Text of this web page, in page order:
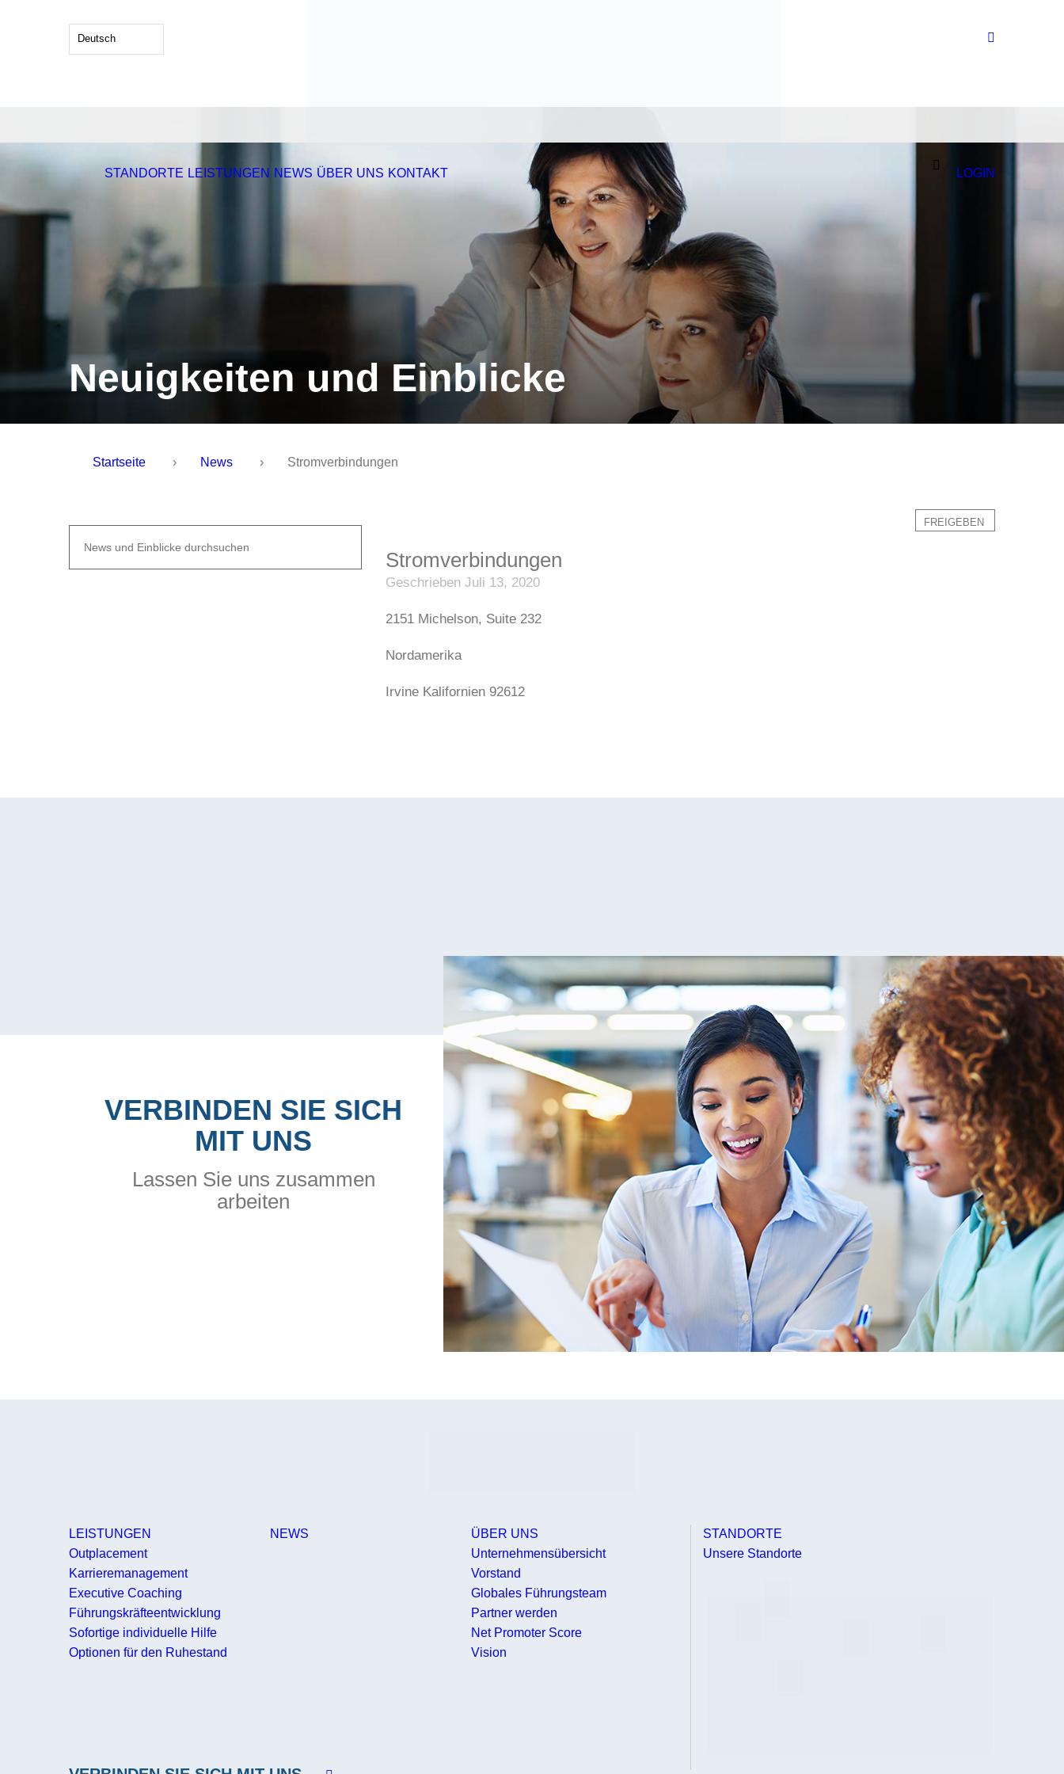
Deutsch
Neuigkeiten und Einblicke
Startseite › News › Stromverbindungen
FREIGEBEN
Stromverbindungen
Geschrieben Juli 13, 2020
2151 Michelson, Suite 232
Nordamerika
Irvine Kalifornien 92612
VERBINDEN SIE SICH
MIT UNS
Lassen Sie uns zusammen
arbeiten
LEISTUNGEN
Outplacement
Karrieremanagement
Executive Coaching
Führungskräfteentwicklung
Sofortige individuelle Hilfe
Optionen für den Ruhestand
NEWS ÜBER UNS
Unternehmensübersicht
Vorstand
Globales Führungsteam
Partner werden
Net Promoter Score
Vision
STANDORTE
Unsere Standorte